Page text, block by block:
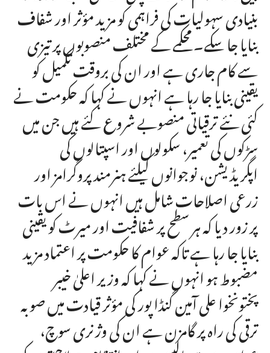
بنیادی سہولیات کی فراہمی کو مزید مؤثر اور شفاف
بنایا جا سکے۔ محکمے کے مختلف منصوبوں پر تیزی
سے کام جاری ہے اور ان کی بروقت تکمیل کو
یقینی بنایا جا رہا ہے انہوں نے کہا کہ حکومت نے
کئی نئے ترقیاتی منصوبے شروع کئے ہیں جن میں
سڑکوں کی تعمیر، سکولوں اور اسپتالوں کی
اپگریڈیشن، نوجوانوں کیلئے ہنرمند پروگرامز اور
زرعی اصلاحات شامل ہیں انہوں نے اس بات
پر زور دیا کہ ہر سطح پر شفافیت اور میرٹ کو یقینی
بنایا جا رہا ہے تاکہ عوام کا حکومت پر اعتماد مزید
مضبوط ہو انہوں نے کہا کہ وزیر اعلیٰ خیبر
پختونخوا علی آمین گنڈا پور کی مؤثر قیادت میں صوبہ
ترقی کی راہ پر گامزن ہے ان کی وژنری سوچ،